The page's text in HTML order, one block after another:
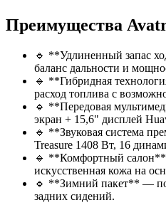
Преимущества
🔹 **Удлиненный запас
баланс дальности и
🔹 **Гибридная
расход топлива с
🔹 **Передовая
экран + 15,6" дисплей
🔹 **Звуковая система
Treasure 1408 Вт, 16
🔹 **Комфортный
искусственная кожа на
🔹 **Зимний пакет** —
задних сидений.